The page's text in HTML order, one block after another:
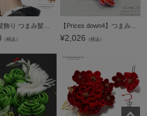
（税込） ¥2,026 （税込）